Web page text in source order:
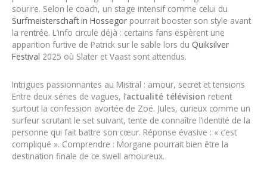
sourire. Selon le coach, un stage intensif comme celui du
Surfmeisterschaft in Hossegor pourrait booster son style avant
la rentrée. L’info circule déjà : certains fans espèrent une
apparition furtive de Patrick sur le sable lors du Quiksilver
Festival 2025 où Slater et Vaast sont attendus.
Intrigues passionnantes au Mistral : amour, secret et tensions
Entre deux séries de vagues, l’actualité télévision retient
surtout la confession avortée de Zoé. Jules, curieux comme un
surfeur scrutant le set suivant, tente de connaître l’identité de la
personne qui fait battre son cœur. Réponse évasive : « c’est
compliqué ». Comprendre : Morgane pourrait bien être la
destination finale de ce swell amoureux.